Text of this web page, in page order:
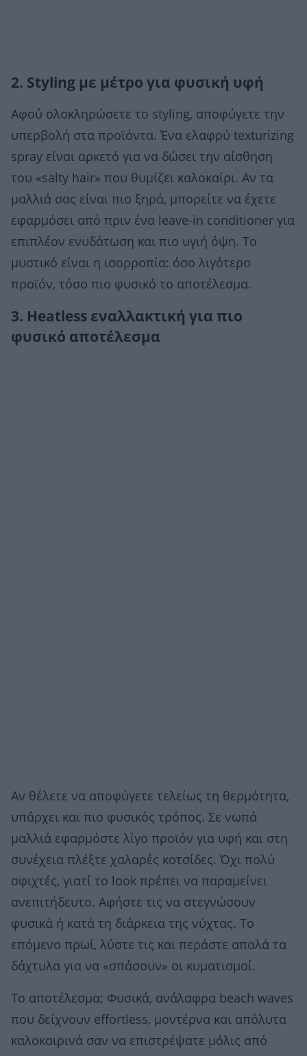
2. Styling με μέτρο για φυσική υφή
Αφού ολοκληρώσετε το styling, αποφύγετε την
υπερβολή στα προϊόντα. Ένα ελαφρύ texturizing
spray είναι αρκετό για να δώσει την αίσθηση
του «salty hair» που θυμίζει καλοκαίρι. Αν τα
μαλλιά σας είναι πιο ξηρά, μπορείτε να έχετε
εφαρμόσει από πριν ένα leave-in conditioner για
επιπλέον ενυδάτωση και πιο υγιή όψη. Το
μυστικό είναι η ισορροπία: όσο λιγότερο
προϊόν, τόσο πιο φυσικό το αποτέλεσμα.
3. Heatless εναλλακτική για πιο
φυσικό αποτέλεσμα
Αν θέλετε να αποφύγετε τελείως τη θερμότητα,
υπάρχει και πιο φυσικός τρόπος. Σε νωπά
μαλλιά εφαρμόστε λίγο προϊόν για υφή και στη
συνέχεια πλέξτε χαλαρές κοτσίδες. Όχι πολύ
σφιχτές, γιατί το look πρέπει να παραμείνει
ανεπιτήδευτο. Αφήστε τις να στεγνώσουν
φυσικά ή κατά τη διάρκεια της νύχτας. Το
επόμενο πρωί, λύστε τις και περάστε απαλά τα
δάχτυλα για να «σπάσουν» οι κυματισμοί.
Το αποτέλεσμα; Φυσικά, ανάλαφρα beach waves
που δείχνουν effortless, μοντέρνα και απόλυτα
καλοκαιρινά σαν να επιστρέψατε μόλις από